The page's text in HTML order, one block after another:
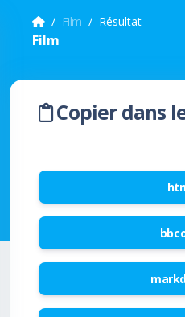
Film Résultat
Film
Copier dans